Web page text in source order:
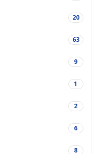
20
63
9
1
2
6
8